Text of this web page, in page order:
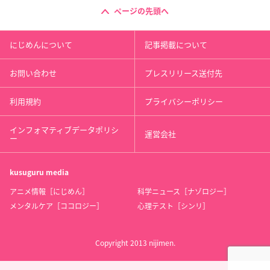
ページの先頭へ
にじめんについて 記事掲載について
お問い合わせ プレスリリース送付先
利用規約 プライバシーポリシー
インフォマティブデータポリシ
ー 運営会社
kusuguru media
アニメ情報［にじめん］
科学ニュース［ナゾロジー］
メンタルケア［ココロジー］
心理テスト［シンリ］
Copyright 2013 nijimen.